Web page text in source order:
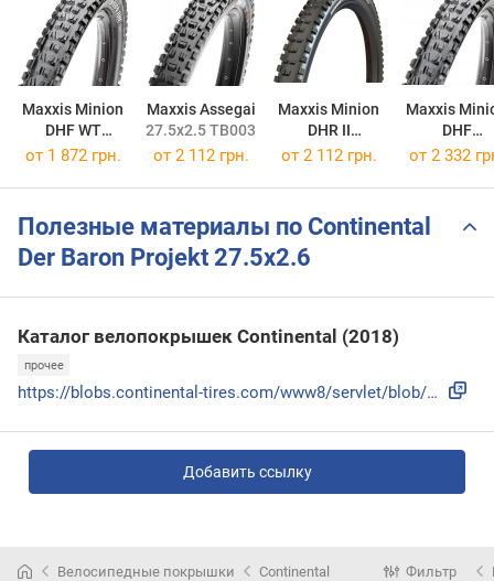
Maxxis Minion
DHF WT
27.5x2.5TB85975700
Maxxis Assegai
27.5x2.5 TB00308200
Maxxis Minion
DHR II
27.5x2.4 TB00112300
Maxxis
DHF
27.5x2.8
от 1 872 грн. от 2 112 грн. от 2 112 грн. от 2 332
Полезные материалы по Continental
Der Baron Projekt 27.5x2.6
Каталог велопокрышек Continental (2018)
прочее
https://blobs.continental-tires.com/www8/servlet/blob/11224...
Добавить ссылку
Велосипедные покрышки Continental Фильтр